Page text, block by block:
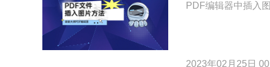
PDF编辑器中插入
2023年02月25日